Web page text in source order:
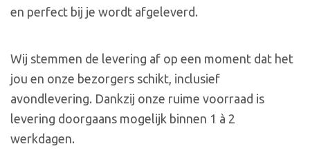
en perfect bij je wordt afgeleverd.
Wij stemmen de levering af op een moment dat het
jou en onze bezorgers schikt, inclusief
avondlevering. Dankzij onze ruime voorraad is
levering doorgaans mogelijk binnen 1 à 2
werkdagen.